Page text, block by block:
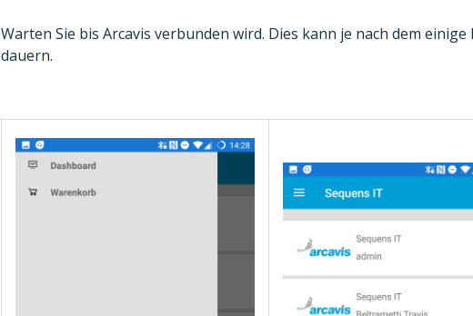
Warten Sie bis Arcavis verbunden wird. Dies kann je nach dem
dauern.